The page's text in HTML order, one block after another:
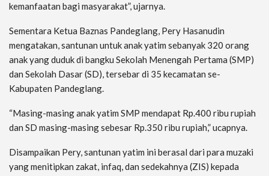
kemanfaatan bagi masyarakat”, ujarnya.
Sementara Ketua Baznas Pandeglang, Pery Hasanudin
mengatakan, santunan untuk anak yatim sebanyak 320 orang
anak yang duduk di bangku Sekolah Menengah Pertama (SMP)
dan Sekolah Dasar (SD), tersebar di 35 kecamatan se-
Kabupaten Pandeglang.
“Masing-masing anak yatim SMP mendapat Rp.400 ribu rupiah
dan SD masing-masing sebesar Rp.350 ribu rupiah,” ucapnya.
Disampaikan Pery, santunan yatim ini berasal dari para muzaki
yang menitipkan zakat, infaq, dan sedekahnya (ZIS) kepada